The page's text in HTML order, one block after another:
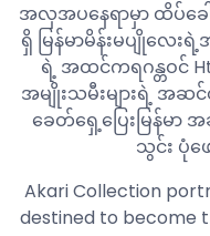
အလှအပနေရာမှာ ထိပ်ခေ
ရှိ မြန်မာမိန်းမပျိုလေး
ရဲ့ အထင်ကရဂန္တဝင်
အမျိုးသမီးများရဲ့ အ
ခေတ်ရှေ့ပြေးမြန်မ
သွင်း ပုံဖ
Akari Collection
destined to become